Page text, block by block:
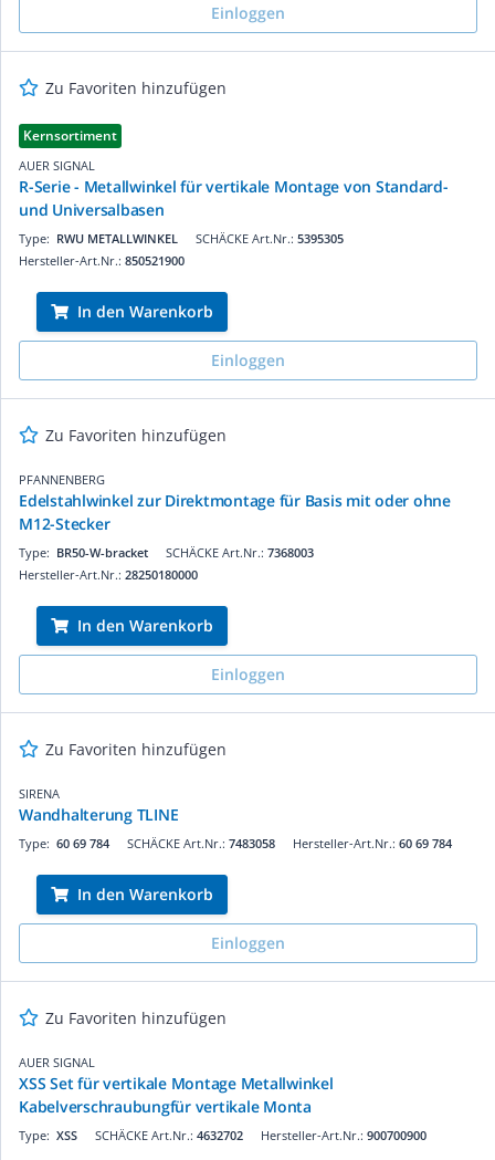
Einloggen
Zu Favoriten hinzufügen
Kernsortiment
AUER SIGNAL
R-Serie - Metallwinkel für vertikale Montage von Standard-
und Universalbasen
SCHÄCKE Art.Nr.: 5395305
Type: RWU METALLWINKEL
Hersteller-Art.Nr.: 850521900
In den Warenkorb
Einloggen
Zu Favoriten hinzufügen
PFANNENBERG
Edelstahlwinkel zur Direktmontage für Basis mit oder ohne
M12-Stecker
SCHÄCKE Art.Nr.: 7368003
Type: BR50-W-bracket
Hersteller-Art.Nr.: 28250180000
In den Warenkorb
Einloggen
Zu Favoriten hinzufügen
SIRENA
Wandhalterung TLINE
SCHÄCKE Art.Nr.: 7483058
Type: 60 69 784 Hersteller-Art.Nr.: 60 69 784
In den Warenkorb
Einloggen
Zu Favoriten hinzufügen
AUER SIGNAL
XSS Set für vertikale Montage Metallwinkel
Kabelverschraubungfür vertikale Monta
SCHÄCKE Art.Nr.: 4632702
Type: XSS Hersteller-Art.Nr.: 900700900